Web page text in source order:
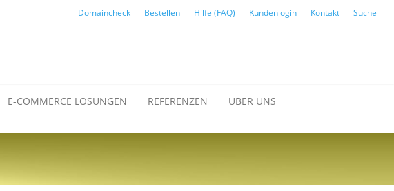
Domaincheck Bestellen Hilfe (FAQ) Kundenlogin Kontakt Suche
E-COMMERCE LÖSUNGEN REFERENZEN ÜBER UNS